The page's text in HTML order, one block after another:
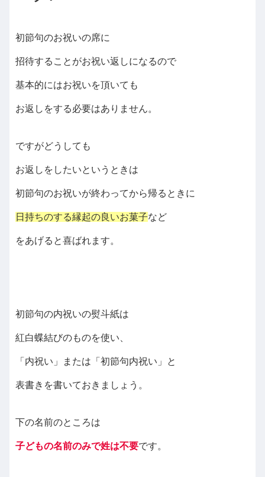
初節句のお祝いの席に
招待することがお祝い返しになるので
基本的にはお祝いを頂いても
お返しをする必要はありません。
ですがどうしても
お返しをしたいというときは
初節句のお祝いが終わってから帰るときに
日持ちのする縁起の良いお菓子など
をあげると喜ばれます。
初節句の内祝いの熨斗紙は
紅白蝶結びのものを使い、
「内祝い」または「初節句内祝い」と
表書きを書いておきましょう。
下の名前のところは
子どもの名前のみで姓は不要です。